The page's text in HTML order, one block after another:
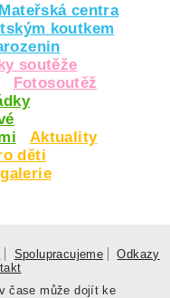
Mateřská centra
koutkem
soutěže
Fotosoutěž
Aktuality
děti
Spolupracujeme
Odkazy
čase může dojít ke